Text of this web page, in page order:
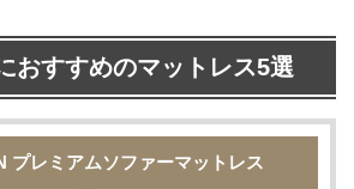
おすすめのマットレス5選
プレミアムソファーマットレス